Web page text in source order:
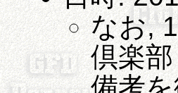
なお,
倶楽
備考